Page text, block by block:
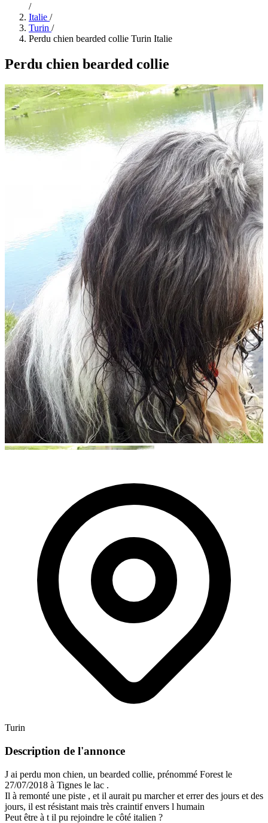
/
Italie /
Turin /
Perdu chien bearded collie Turin Italie
Perdu chien bearded collie
Turin
Description de l'annonce
J ai perdu mon chien, un bearded collie, prénommé Forest le
27/07/2018 à Tignes le lac .
Il à remonté une piste , et il aurait pu marcher et errer des jours et des
jours, il est résistant mais très craintif envers l humain
Peut être à t il pu rejoindre le côté italien ?